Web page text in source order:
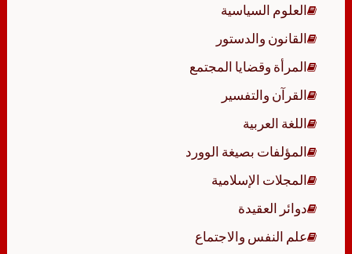
العلوم السياسية
القانون والدستور
المرأة وقضايا المجتمع
القرآن والتفسير
اللغة العربية
المؤلفات بصيغة الوورد
المجلات الإسلامية
دوائر العقيدة
علم النفس والاجتماع